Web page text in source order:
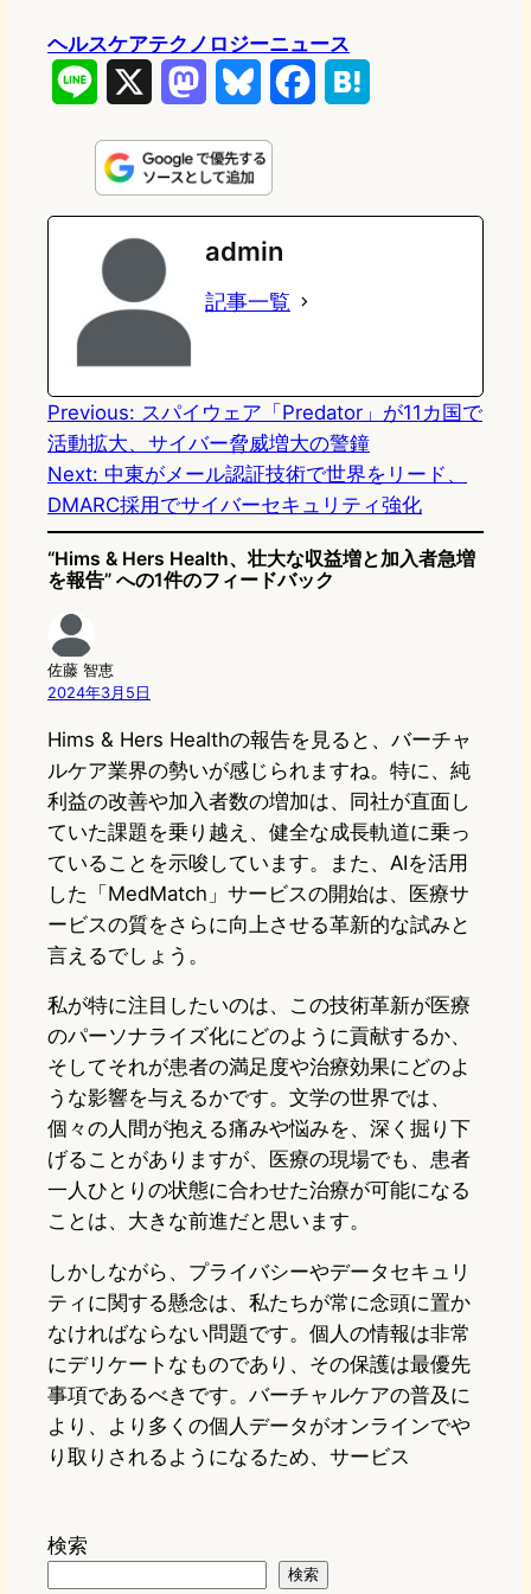
ヘルスケアテクノロジーニュース
n
e
s
t
o
d
n
u
e
s
k
e
k
e
admin
記事一覧
Previous: スパイウェア「Predator」が11カ国で
活動拡大、サイバー脅威増大の警鐘
Next: 中東がメール認証技術で世界をリード、
DMARC採用でサイバーセキュリティ強化
“Hims & Hers Health、壮大な収益増と加入者急増
を報告” への1件のフィードバック
佐藤 智恵
2024年3月5日
Hims & Hers Healthの報告を見ると、バーチャ
ルケア業界の勢いが感じられますね。特に、純
利益の改善や加入者数の増加は、同社が直面し
ていた課題を乗り越え、健全な成長軌道に乗っ
ていることを示唆しています。また、AIを活用
した「MedMatch」サービスの開始は、医療サ
ービスの質をさらに向上させる革新的な試みと
言えるでしょう。
私が特に注目したいのは、この技術革新が医療
のパーソナライズ化にどのように貢献するか、
そしてそれが患者の満足度や治療効果にどのよ
うな影響を与えるかです。文学の世界では、
個々の人間が抱える痛みや悩みを、深く掘り下
げることがありますが、医療の現場でも、患者
一人ひとりの状態に合わせた治療が可能になる
ことは、大きな前進だと思います。
しかしながら、プライバシーやデータセキュリ
ティに関する懸念は、私たちが常に念頭に置か
なければならない問題です。個人の情報は非常
にデリケートなものであり、その保護は最優先
事項であるべきです。バーチャルケアの普及に
より、より多くの個人データがオンラインでや
り取りされるようになるため、サービス
検索
検索